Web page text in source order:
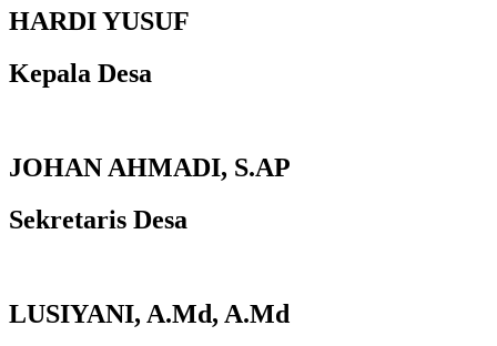
HARDI YUSUF
Kepala Desa
JOHAN AHMADI, S.AP
Sekretaris Desa
LUSIYANI, A.Md, A.Md